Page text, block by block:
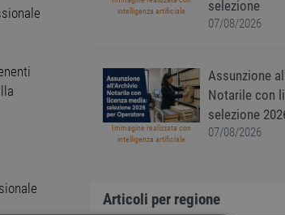
intelligenza artificiale
selezione
07/08/2026
Immagine realizzata con
intelligenza artificiale
Assunzione
Notarile con
selezione
07/08/2026
Articoli per regione